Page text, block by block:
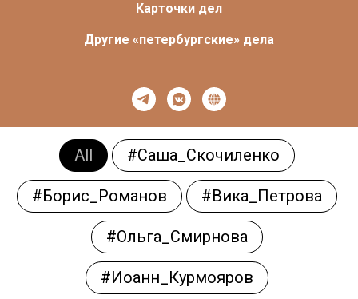
Карточки дел
Другие «петербургские» дела
All #Саша_Скочиленко
#Борис_Романов #Вика_Петрова
#Ольга_Смирнова
#Иоанн_Курмояров